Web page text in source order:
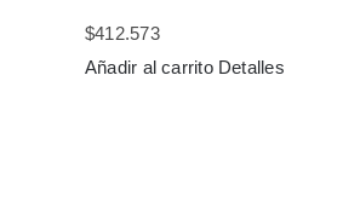
$412.573
Añadir al carrito Detalles